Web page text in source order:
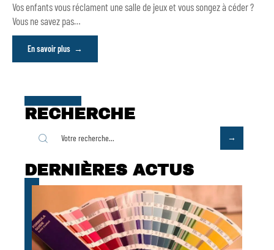
Vos enfants vous réclament une salle de jeux et vous songez à céder ?
Vous ne savez pas…
En savoir plus
RECHERCHE
DERNIÈRES ACTUS